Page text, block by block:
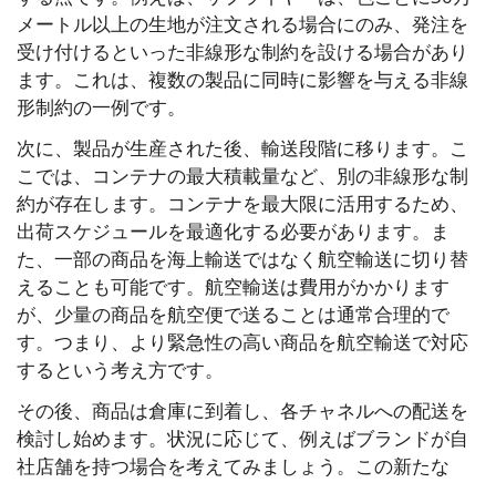
メートル以上の生地が注文される場合にのみ、発注を
受け付けるといった非線形な制約を設ける場合があり
ます。これは、複数の製品に同時に影響を与える非線
形制約の一例です。
次に、製品が生産された後、輸送段階に移ります。こ
こでは、コンテナの最大積載量など、別の非線形な制
約が存在します。コンテナを最大限に活用するため、
出荷スケジュールを最適化する必要があります。ま
た、一部の商品を海上輸送ではなく航空輸送に切り替
えることも可能です。航空輸送は費用がかかります
が、少量の商品を航空便で送ることは通常合理的で
す。つまり、より緊急性の高い商品を航空輸送で対応
するという考え方です。
その後、商品は倉庫に到着し、各チャネルへの配送を
検討し始めます。状況に応じて、例えばブランドが自
社店舗を持つ場合を考えてみましょう。この新たな